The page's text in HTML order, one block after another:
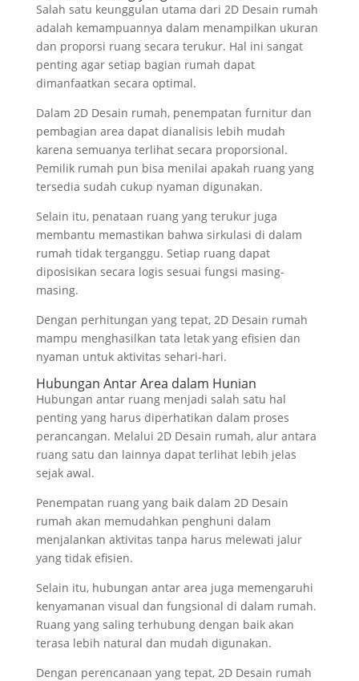
Salah satu keunggulan utama dari 2D Desain rumah
adalah kemampuannya dalam menampilkan ukuran
dan proporsi ruang secara terukur. Hal ini sangat
penting agar setiap bagian rumah dapat
dimanfaatkan secara optimal.
Dalam 2D Desain rumah, penempatan furnitur dan
pembagian area dapat dianalisis lebih mudah
karena semuanya terlihat secara proporsional.
Pemilik rumah pun bisa menilai apakah ruang yang
tersedia sudah cukup nyaman digunakan.
Selain itu, penataan ruang yang terukur juga
membantu memastikan bahwa sirkulasi di dalam
rumah tidak terganggu. Setiap ruang dapat
diposisikan secara logis sesuai fungsi masing-
masing.
Dengan perhitungan yang tepat, 2D Desain rumah
mampu menghasilkan tata letak yang efisien dan
nyaman untuk aktivitas sehari-hari.
Hubungan Antar Area dalam Hunian
Hubungan antar ruang menjadi salah satu hal
penting yang harus diperhatikan dalam proses
perancangan. Melalui 2D Desain rumah, alur antara
ruang satu dan lainnya dapat terlihat lebih jelas
sejak awal.
Penempatan ruang yang baik dalam 2D Desain
rumah akan memudahkan penghuni dalam
menjalankan aktivitas tanpa harus melewati jalur
yang tidak efisien.
Selain itu, hubungan antar area juga memengaruhi
kenyamanan visual dan fungsional di dalam rumah.
Ruang yang saling terhubung dengan baik akan
terasa lebih natural dan mudah digunakan.
Dengan perencanaan yang tepat, 2D Desain rumah